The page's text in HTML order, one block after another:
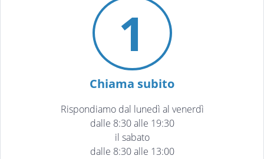
1
Chiama subito
Rispondiamo dal lunedì al venerdì
dalle 8:30 alle 19:30
il sabato
dalle 8:30 alle 13:00